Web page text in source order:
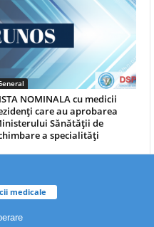
NOMINALA cu medicii
care au aprobarea
Sănătăţii de
a specialităţi
medicale